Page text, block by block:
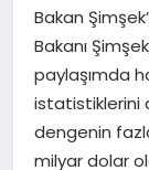
SAĞLIK
DÜNYA
TEKNOLOJI
Bakan
Bakanı
paylaşımda
istatistiklerini
dengenin
milyar dolar